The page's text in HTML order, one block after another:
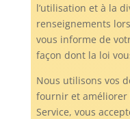
l’utilisation et à la
renseignements
vous informe de
façon dont la loi
Nous utilisons vos
fournir et améliorer
Service, vous